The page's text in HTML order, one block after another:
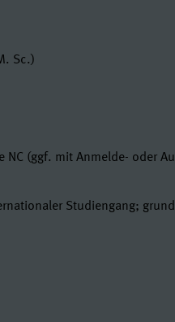
Sc.)
NC (ggf. mit Anmelde- oder
Studiengang;